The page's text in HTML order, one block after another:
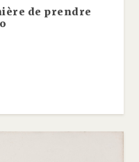
de prendre